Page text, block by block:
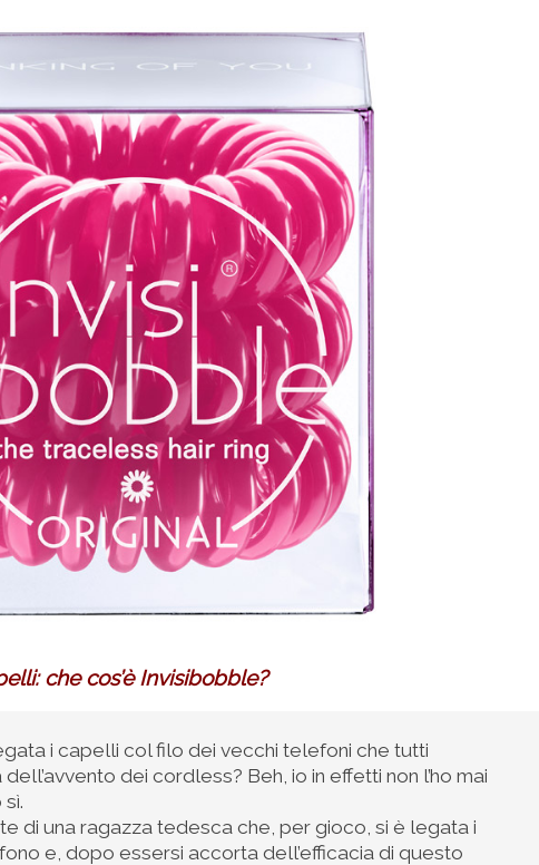
che cos’è Invisibobble?
i capelli col filo dei vecchi telefoni che tutti
dei cordless? Beh, io in effetti non l’ho mai
di una ragazza tedesca che, per gioco, si è legata i
e, dopo essersi accorta dell’efficacia di questo